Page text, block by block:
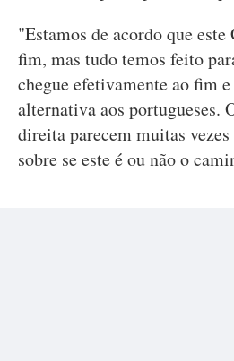
"Estamos de acordo que este
fim, mas tudo temos feito
chegue efetivamente ao fim
alternativa aos portugueses.
direita parecem muitas
sobre se este é ou não o